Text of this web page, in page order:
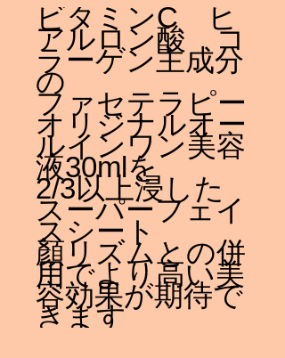
ビタミンC ヒ
アルロン酸 コ
ラーゲン主成分
の
ファセテラピー
オリジナルオー
ルインワン美容
液30mlを
2/3以上浸した
スーパーフェイ
スシート
顏リズムとの併
用でより高い美
容効果が期待で
きます